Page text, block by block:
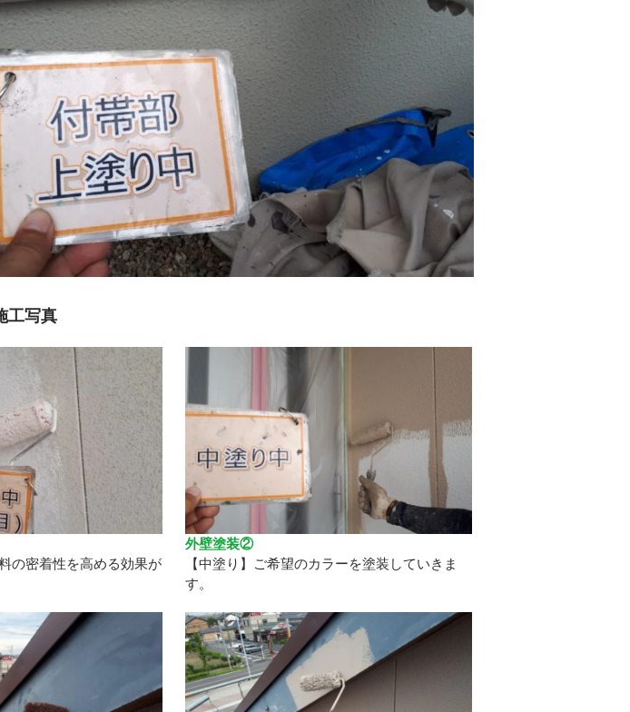
工写真
の密着性を高める効果が
外壁塗装②
【中塗り】ご希望のカラーを塗装していきま
す。